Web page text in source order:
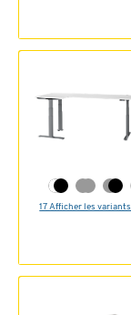
17 Afficher les variants